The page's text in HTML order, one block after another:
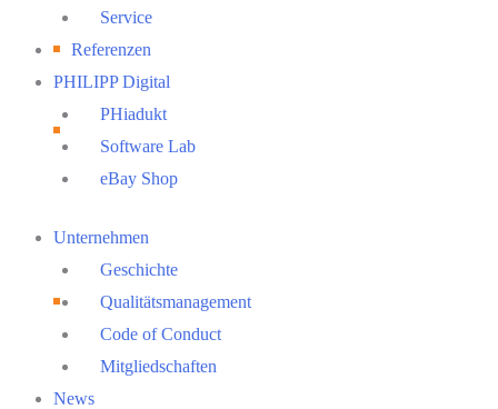
Service
Referenzen
PHILIPP Digital
PHiadukt
Software Lab
eBay Shop
Unternehmen
Geschichte
Qualitätsmanagement
Code of Conduct
Mitgliedschaften
News